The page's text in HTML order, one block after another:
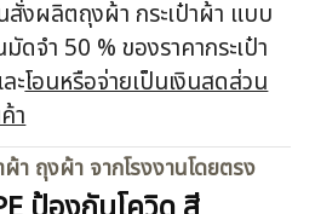
สั่งผลิตถุงผ้า กระเป๋าผ้า แบบ
ดจำ 50 % ของราคากระเป๋า
ะโอนหรือจ่ายเป็นเงินสดส่วน
า
า ถุงผ้า จากโรงงานโดยตรง